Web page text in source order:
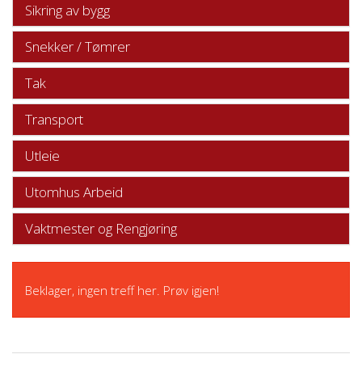
Sikring av bygg
Snekker / Tømrer
Tak
Transport
Utleie
Utomhus Arbeid
Vaktmester og Rengjøring
Beklager, ingen treff her. Prøv igjen!